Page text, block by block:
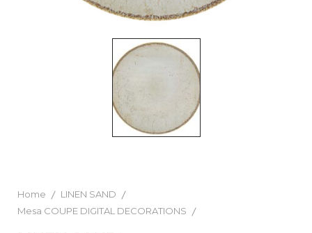
Home
LINEN SAND
Mesa COUPE DIGITAL DECORATIONS